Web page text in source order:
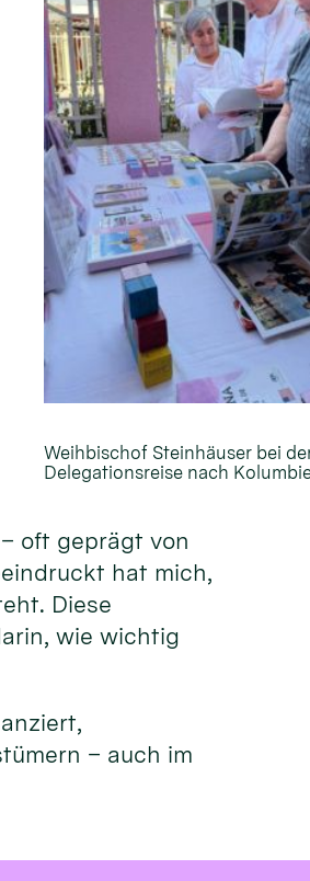
Weihbischof Steinhäuser bei
Delegationsreise nach
oft geprägt von
hat mich,
Diese
wie wichtig
– auch im